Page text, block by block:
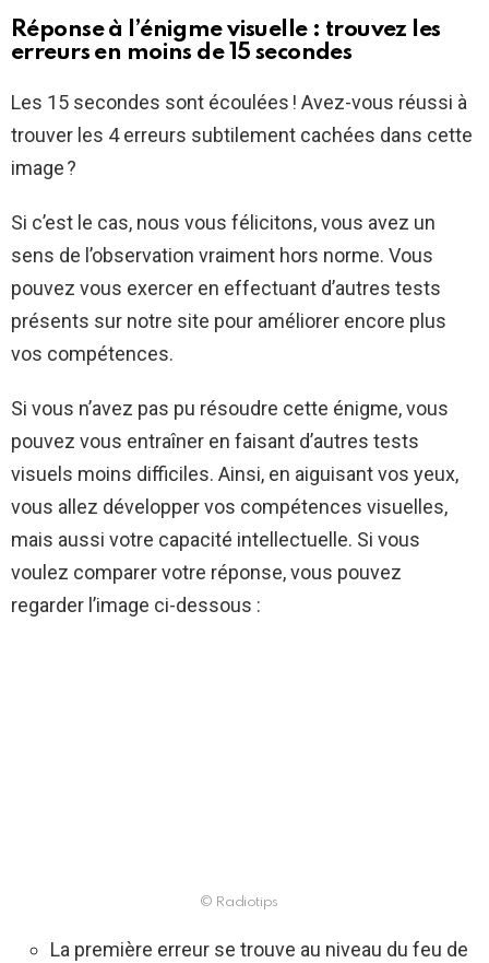
Réponse à l’énigme visuelle : trouvez les
erreurs en moins de 15 secondes
Les 15 secondes sont écoulées ! Avez-vous réussi à
trouver les 4 erreurs subtilement cachées dans cette
image ?
Si c’est le cas, nous vous félicitons, vous avez un
sens de l’observation vraiment hors norme. Vous
pouvez vous exercer en effectuant d’autres tests
présents sur notre site pour améliorer encore plus
vos compétences.
Si vous n’avez pas pu résoudre cette énigme, vous
pouvez vous entraîner en faisant d’autres tests
visuels moins difficiles. Ainsi, en aiguisant vos yeux,
vous allez développer vos compétences visuelles,
mais aussi votre capacité intellectuelle. Si vous
voulez comparer votre réponse, vous pouvez
regarder l’image ci-dessous :
© Radiotips
La première erreur se trouve au niveau du feu de